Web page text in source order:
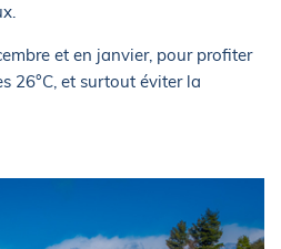
et en janvier, pour profiter
26°C, et surtout éviter la